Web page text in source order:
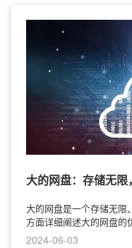
大的网盘：存储无
大的网盘是一个存储无限
方面详细阐述大的网盘的
2024-06-03